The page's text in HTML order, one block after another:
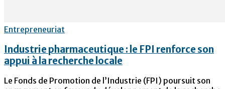
Entrepreneuriat
Industrie pharmaceutique : le FPI renforce son
appui à la recherche locale
Le Fonds de Promotion de l’Industrie (FPI) poursuit son